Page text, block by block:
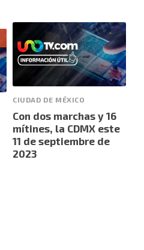
CIUDAD DE MÉXICO
Con dos marchas y 16
mítines, la CDMX este
11 de septiembre de
2023